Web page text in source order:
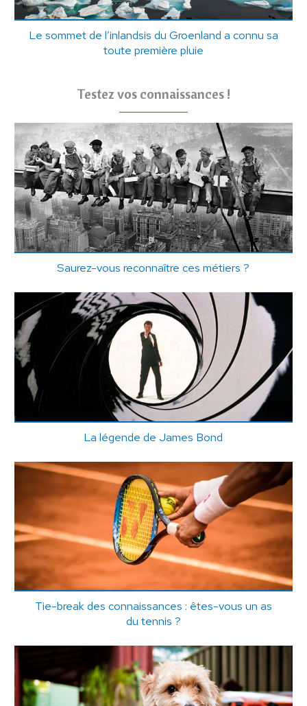
Le sommet de l’inlandsis du Groenland a connu sa
toute première pluie
Testez vos connaissances !
Saurez-vous reconnaître ces métiers ?
La légende de James Bond
Tie-break des connaissances : êtes-vous un as
du tennis ?